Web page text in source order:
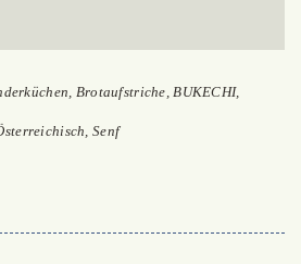
Brotaufstriche BUKECHI,
,Senf